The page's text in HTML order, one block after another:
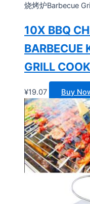
烧烤炉Barbecue
10X BBQ
BARBECUE
GRILL
¥19.07 Buy